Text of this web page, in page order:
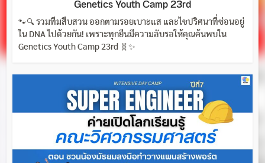
Genetics Youth Camp 23rd
🐾🔍 รวมทีมสืบสวน ออกตามรอยเบาะแส และไขปริศนาที่ซ่อนอยู่
ใน DNA ไปด้วยกัน! เพราะทุกยีนมีความลับรอให้คุณค้นพบใน
Genetics Youth Camp 23rd 🧬✨